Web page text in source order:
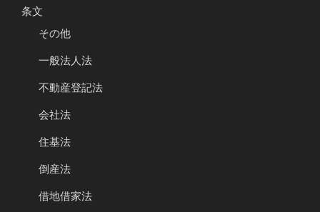
条文
その他
一般法人法
不動産登記法
会社法
住基法
倒産法
借地借家法